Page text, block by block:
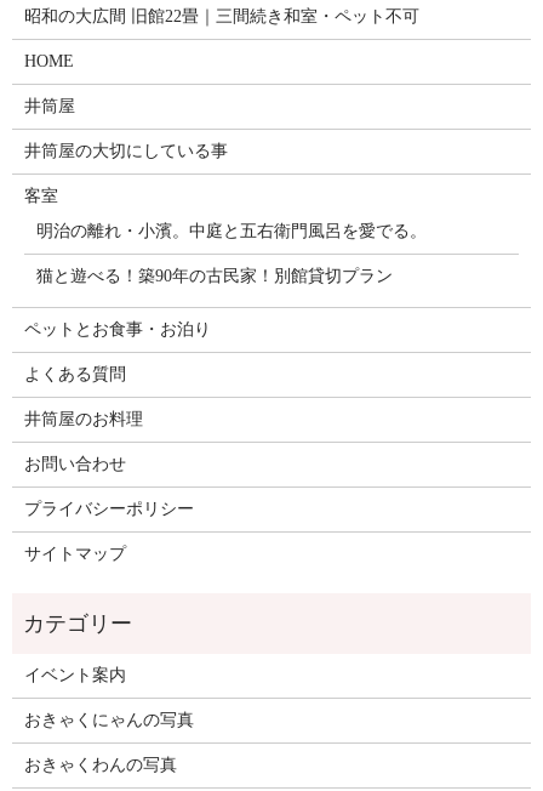
昭和の大広間 旧館22畳｜三間続き和室・ペット不可
HOME
井筒屋
井筒屋の大切にしている事
客室
明治の離れ・小濱。中庭と五右衛門風呂を愛でる。
猫と遊べる！築90年の古民家！別館貸切プラン
ペットとお食事・お泊り
よくある質問
井筒屋のお料理
お問い合わせ
プライバシーポリシー
サイトマップ
イベント案内
おきゃくにゃんの写真
おきゃくわんの写真